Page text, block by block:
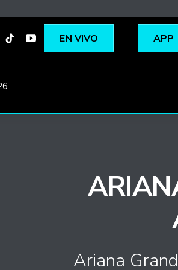
tiktokyoutubespotify
EN VIVO APP
Ariana